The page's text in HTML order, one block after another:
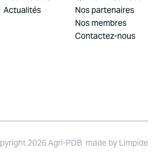
Actualités
Nos partenaires
Nos membres
Contactez-nous
2026 Agri-PDB made by Limpide